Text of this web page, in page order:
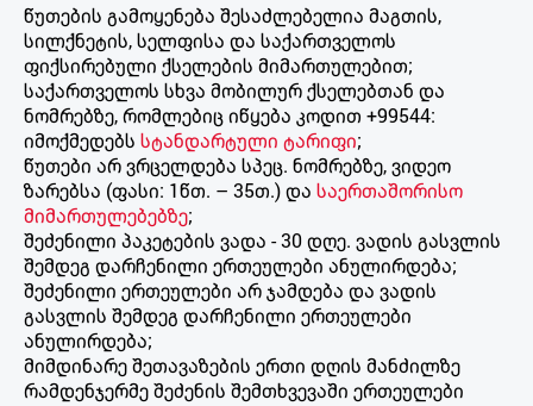
წუთების გამოყენება შესაძლებელია მაგთის,
სილქნეტის, სელფისა და საქართველოს
ფიქსირებული ქსელების მიმართულებით;
საქართველოს სხვა მობილურ ქსელებთან და
ნომრებზე, რომლებიც იწყება კოდით +99544:
იმოქმედებს სტანდარტული ტარიფი;
წუთები არ ვრცელდება სპეც. ნომრებზე, ვიდეო
ზარებსა (ფასი: 1წთ. – 35თ.) და საერთაშორისო
მიმართულებებზე;
შეძენილი პაკეტების ვადა - 30 დღე. ვადის გასვლის
შემდეგ დარჩენილი ერთეულები ანულირდება;
შეძენილი ერთეულები არ ჯამდება და ვადის
გასვლის შემდეგ დარჩენილი ერთეულები
ანულირდება;
მიმდინარე შეთავაზების ერთი დღის მანძილზე
რამდენჯერმე შეძენის შემთხვევაში ერთეულები